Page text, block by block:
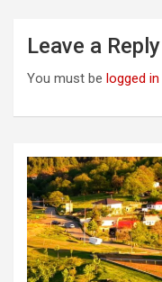
Leave a Reply
You must be logged in